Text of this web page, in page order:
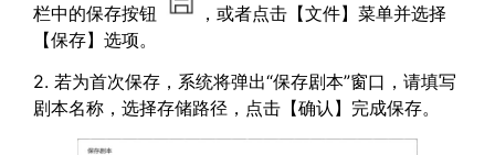
栏中的保存按钮
，或者点击【文件】菜单并选择
【保存】选项。
2. 若为首次保存，系统将弹出“保存剧本”窗口，请填写
剧本名称，选择存储路径，点击【确认】完成保存。